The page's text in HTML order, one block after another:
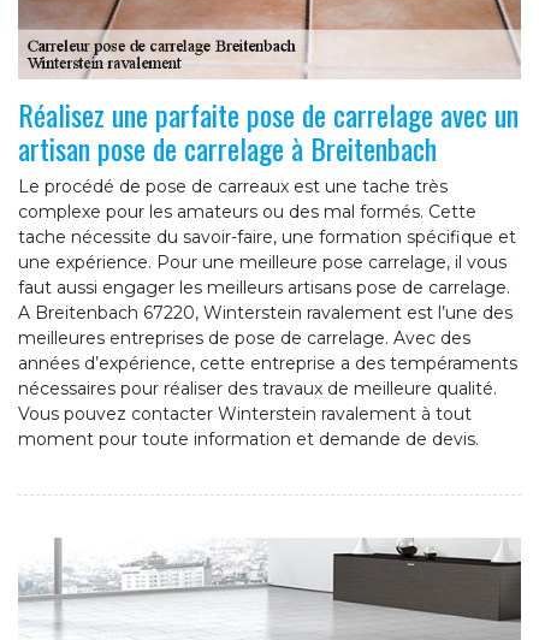
Réalisez une parfaite pose de carrelage avec un
artisan pose de carrelage à Breitenbach
Le procédé de pose de carreaux est une tache très
complexe pour les amateurs ou des mal formés. Cette
tache nécessite du savoir-faire, une formation spécifique et
une expérience. Pour une meilleure pose carrelage, il vous
faut aussi engager les meilleurs artisans pose de carrelage.
A Breitenbach 67220, Winterstein ravalement est l’une des
meilleures entreprises de pose de carrelage. Avec des
années d’expérience, cette entreprise a des tempéraments
nécessaires pour réaliser des travaux de meilleure qualité.
Vous pouvez contacter Winterstein ravalement à tout
moment pour toute information et demande de devis.